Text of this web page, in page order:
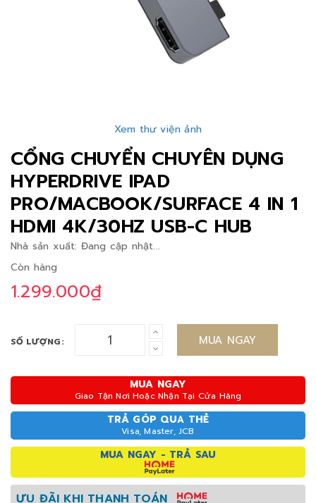
Xem thư viện ảnh
CỔNG CHUYỂN CHUYÊN DỤNG
HYPERDRIVE IPAD
PRO/MACBOOK/SURFACE 4 IN 1
HDMI 4K/30HZ USB-C HUB
Nhà sản xuất: Đang cập nhật...
Còn hàng
1.299.000₫
SỐ LƯỢNG: MUA NGAY
MUA NGAY
Giao Tận Nơi Hoặc Nhận Tại Cửa Hàng
TRẢ GÓP QUA THẺ
Visa, Master, JCB
MUA NGAY - TRẢ SAU
ƯU ĐÃI KHI THANH TOÁN